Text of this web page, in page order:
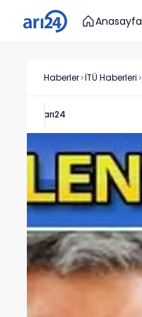
Anasayfa
Haberler İTÜ Haberleri
arı24